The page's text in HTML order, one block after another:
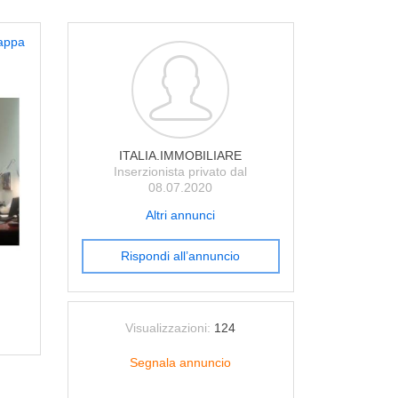
ITALIA.IMMOBILIARE
Inserzionista privato dal
08.07.2020
Altri annunci
Rispondi all’annuncio
Visualizzazioni: 124
Segnala annuncio